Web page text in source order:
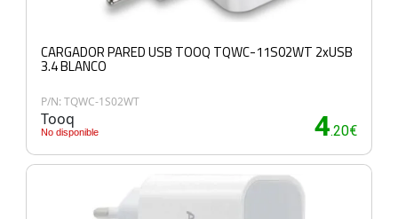
CARGADOR PARED USB TOOQ TQWC-11S02WT 2xUSB
3.4 BLANCO
P/N: TQWC-1S02WT
Tooq
No disponible 4.20€